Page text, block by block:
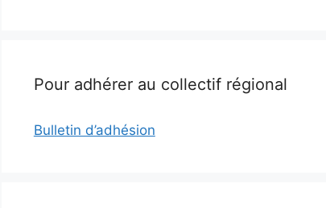
Pour adhérer au collectif régional
Bulletin d’adhésion